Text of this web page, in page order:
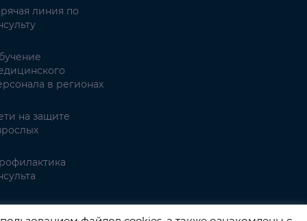
линия по
в регионах
на защите
инсульта